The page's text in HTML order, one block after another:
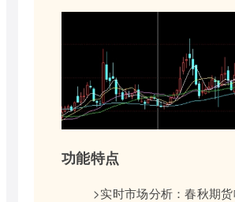
功能特点
>实时市场分析：春秋期